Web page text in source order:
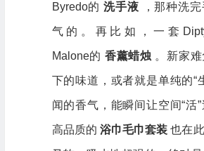
Byredo的洗手液 ，那种洗
气的。再比如，一套
Malone的 香薰蜡烛 。新家
下的味道，或者就是单纯的“
闻的香气，能瞬间让空间“活”
高品质的 浴巾毛巾套装也在